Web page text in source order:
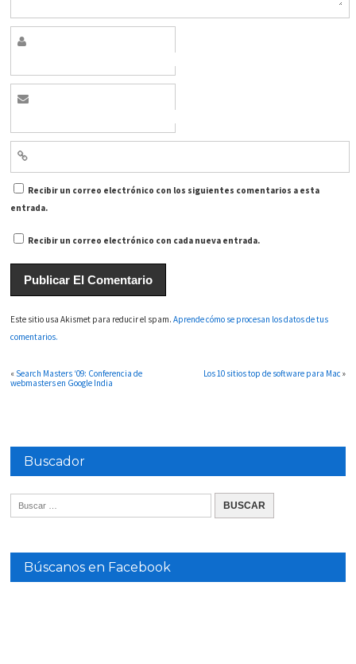
Recibir un correo electrónico con los siguientes comentarios a esta
entrada.
Recibir un correo electrónico con cada nueva entrada.
Este sitio usa Akismet para reducir el spam.Aprende cómo se procesan los datos de tus
comentarios.
« Search Masters ‘09: Conferencia de
webmasters en Google India
Los 10 sitios top de software para Mac »
Buscador
Búscanos en Facebook